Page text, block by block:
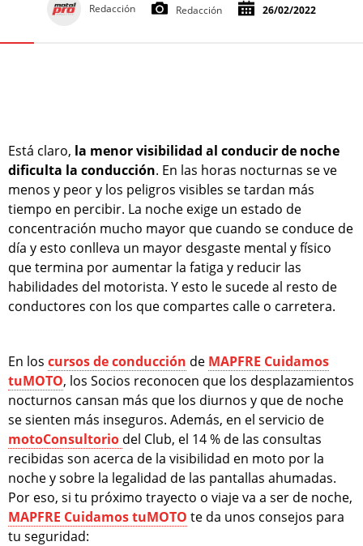
Redacción Redacción 26/02/2022
Está claro, la menor visibilidad al conducir de noche
dificulta la conducción. En las horas nocturnas se ve
menos y peor y los peligros visibles se tardan más
tiempo en percibir. La noche exige un estado de
concentración mucho mayor que cuando se conduce de
día y esto conlleva un mayor desgaste mental y físico
que termina por aumentar la fatiga y reducir las
habilidades del motorista. Y esto le sucede al resto de
conductores con los que compartes calle o carretera.
En los cursos de conducción de MAPFRE Cuidamos
tuMOTO, los Socios reconocen que los desplazamientos
nocturnos cansan más que los diurnos y que de noche
se sienten más inseguros. Además, en el servicio de
motoConsultorio del Club, el 14 % de las consultas
recibidas son acerca de la visibilidad en moto por la
noche y sobre la legalidad de las pantallas ahumadas.
Por eso, si tu próximo trayecto o viaje va a ser de noche,
MAPFRE Cuidamos tuMOTO te da unos consejos para
tu seguridad: